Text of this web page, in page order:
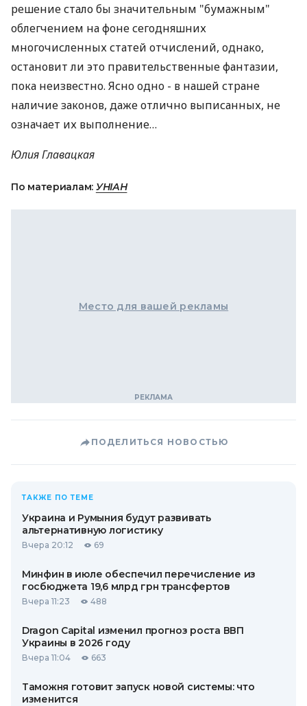
решение стало бы значительным "бумажным"
облегчением на фоне сегодняшних
многочисленных статей отчислений, однако,
остановит ли это правительственные фантазии,
пока неизвестно. Ясно одно - в нашей стране
наличие законов, даже отлично выписанных, не
означает их выполнение…
Юлия Главацкая
По материалам: УНІАН
Место для вашей рекламы
ПОДЕЛИТЬСЯ НОВОСТЬЮ
ТАКЖЕ ПО ТЕМЕ
Украина и Румыния будут развивать
альтернативную логистику
Вчера 20:12 69
Минфин в июле обеспечил перечисление из
госбюджета 19,6 млрд грн трансфертов
Вчера 11:23 488
Dragon Capital изменил прогноз роста ВВП
Украины в 2026 году
Вчера 11:04 663
Таможня готовит запуск новой системы: что
изменится